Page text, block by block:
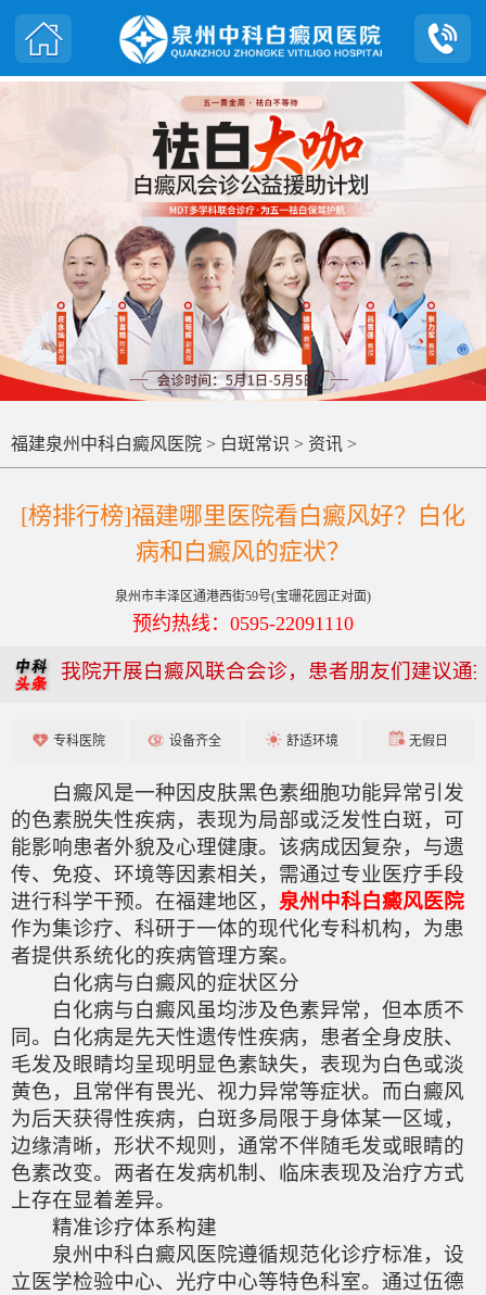
福建泉州中科白癜风医院 > 白斑常识 > 资讯 >
[榜排行榜]福建哪里医院看白癜风好？白化
病和白癜风的症状？
泉州市丰泽区通港西街59号(宝珊花园正对面)
预约热线：0595-22091110
我院开展白癜风联合会诊，患者朋友们建议通
专科医院 设备齐全 舒适环境 无假日
白癜风是一种因皮肤黑色素细胞功能异常引发
的色素脱失性疾病，表现为局部或泛发性白斑，可
能影响患者外貌及心理健康。该病成因复杂，与遗
传、免疫、环境等因素相关，需通过专业医疗手段
进行科学干预。在福建地区， 泉州中科白癜风医院
作为集诊疗、科研于一体的现代化专科机构，为患
者提供系统化的疾病管理方案。
白化病与白癜风的症状区分
白化病与白癜风虽均涉及色素异常，但本质不
同。白化病是先天性遗传性疾病，患者全身皮肤、
毛发及眼睛均呈现明显色素缺失，表现为白色或淡
黄色，且常伴有畏光、视力异常等症状。而白癜风
为后天获得性疾病，白斑多局限于身体某一区域，
边缘清晰，形状不规则，通常不伴随毛发或眼睛的
色素改变。两者在发病机制、临床表现及治疗方式
上存在显着差异。
精准诊疗体系构建
泉州中科白癜风医院遵循规范化诊疗标准，设
立医学检验中心、光疗中心等特色科室。通过伍德